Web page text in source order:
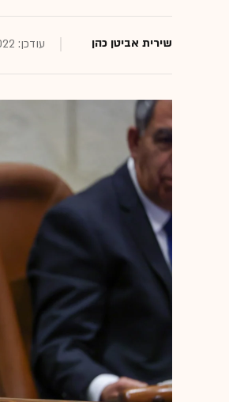
שירית אביטן כהן עודכן: 02.03.2022, 08:43